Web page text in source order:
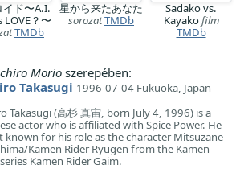
イド〜A.I.
LOVE？〜
TMDb
星から来たあなた
sorozatTMDb
Sadako vs.
Kayakofilm
TMDb
Morio szerepében:
Takasugi 1996-07-04 Fukuoka, Japan
Takasugi (高杉 真宙, born July 4, 1996) is a
actor who is affiliated with Spice Power. He
known for his role as the character Mitsuzane
Kamen Rider Ryugen from the Kamen
Kamen Rider Gaim.